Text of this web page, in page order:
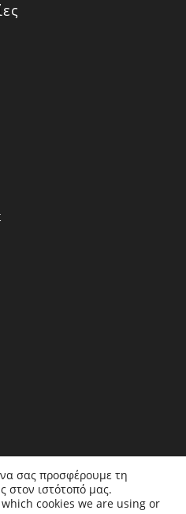
σας προσφέρουμε τη
στον ιστότοπό μας.
cookies we are using or